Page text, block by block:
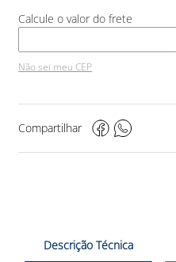
Não sei meu CEP
Compartilhar
Descrição Técnica